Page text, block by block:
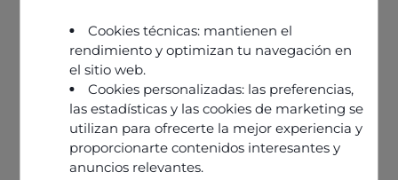
Cookies técnicas: mantienen el
rendimiento y optimizan tu navegación en
el sitio web.
Cookies personalizadas: las preferencias,
las estadísticas y las cookies de marketing se
utilizan para ofrecerte la mejor experiencia y
proporcionarte contenidos interesantes y
anuncios relevantes.